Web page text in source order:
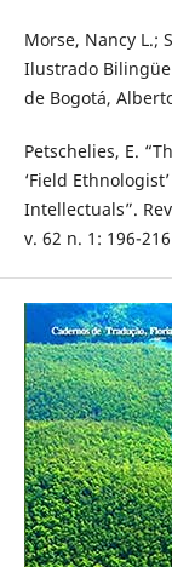
Morse, Nancy L.;
Ilustrado Bilingüe
de Bogotá,
Petschelies, E.
‘Field
Intellectuals”.
v. 62 n. 1: 196-